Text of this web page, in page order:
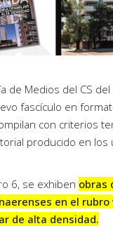
de Medios del CS del
fascículo en
con criterios
producido en los
6, se exhiben obras
en el rubro
de alta densidad.